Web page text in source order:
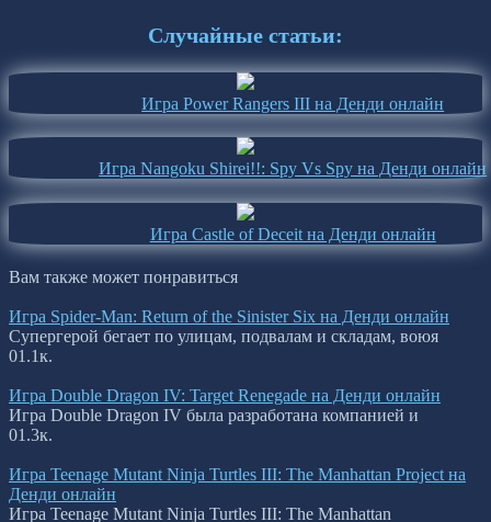
Случайные статьи:
Игра Power Rangers III на Денди онлайн
Игра Nangoku Shirei!!: Spy Vs Spy на Денди онлайн
Игра Сastle of Deceit на Денди онлайн
Вам также может понравиться
Игра Spider-Man: Return of the Sinister Six на Денди онлайн
Супергерой бегает по улицам, подвалам и складам, воюя
01.1к.
Игра Double Dragon IV: Target Renegade на Денди онлайн
Игра Double Dragon IV была разработана компанией и
01.3к.
Игра Teenage Mutant Ninja Turtles III: The Manhattan Project на
Денди онлайн
Игра Teenage Mutant Ninja Turtles III: The Manhattan